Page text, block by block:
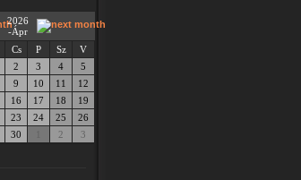
2026
-Ápr
Cs P Sz
V
2 3 4
5
9 10 11
12
16 17 18
19
23 24 25
26
30 2 3